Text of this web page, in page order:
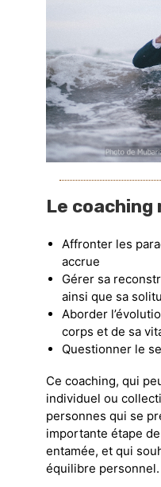
Le
Affronter les
accrue
Gérer sa
ainsi que sa
Aborder
corps et de sa
Questionner le
Ce coaching, qui
individuel ou
personnes qui se
importante étape
entamée, et qui
équilibre personnel.